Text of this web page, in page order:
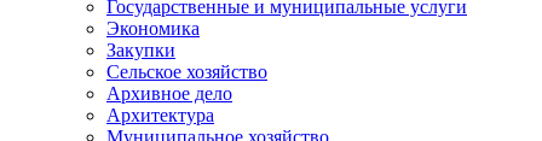
Государственные и муниципальные услуги
Экономика
Закупки
Сельское хозяйство
Архивное дело
Архитектура
Муниципальное хозяйство